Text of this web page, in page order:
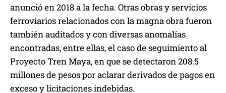
anunció en 2018 a la fecha. Otras obras y servicios
ferroviarios relacionados con la magna obra fueron
también auditados y con diversas anomalías
encontradas, entre ellas, el caso de seguimiento al
Proyecto Tren Maya, en que se detectaron 208.5
millones de pesos por aclarar derivados de pagos en
exceso y licitaciones indebidas.